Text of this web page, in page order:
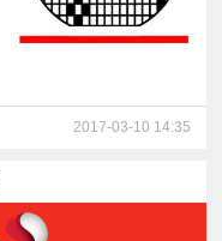
2017-03-10 14:35